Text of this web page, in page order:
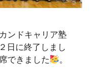
ンドキャリア塾
日に終了しまし
できました
。